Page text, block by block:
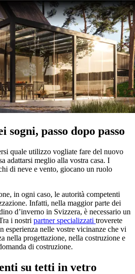
sogni, passo dopo passo
quale utilizzo vogliate fare del nuovo
adattarsi meglio alla vostra casa. I
di neve e vento, giocano un ruolo
in ogni caso, le autorità competenti
Infatti, nella maggior parte dei
d’inverno in Svizzera, è necessario un
i nostri partner specializzati troverete
esperienza nelle vostre vicinanze che vi
nella progettazione, nella costruzione e
di costruzione.
su tetti in vetro